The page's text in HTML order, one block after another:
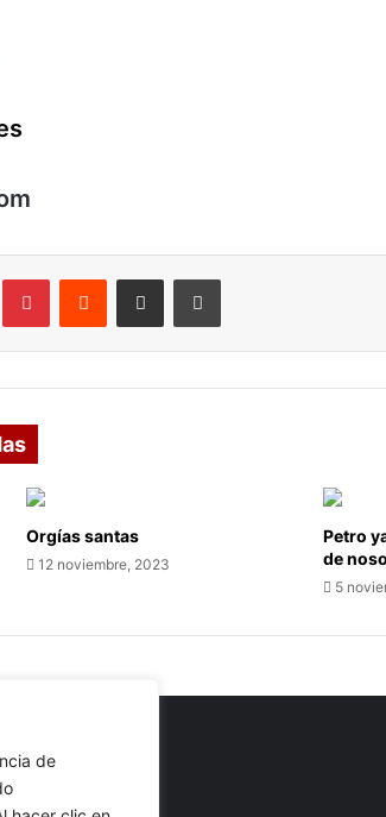
de
PinterestReddit Compartir por correo electrónicoImprimir
Orgías santas
12 noviembre, 2023
Petro
de
5
y noticias